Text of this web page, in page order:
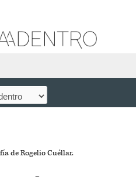
de Rogelio Cuéllar.